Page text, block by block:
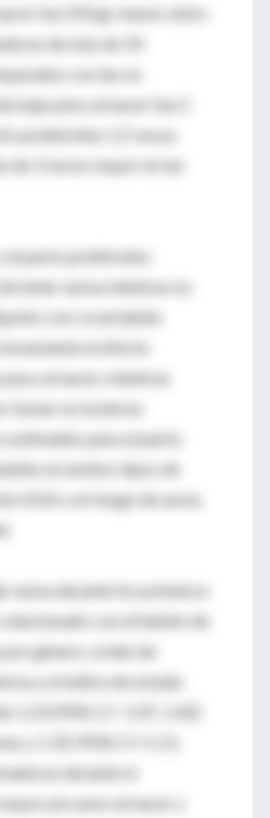
fue 250 gr menor entre
de más de 10
con las no
bajo peso al nacer fue 2
pretérmino 1,5 veces
de 3 veces mayor en las
el parto pretérmino
tener asma mientras no
con covariables
el efecto
al nacer, mientras
fumar no tuvieron
estimados para el parto
en ambos tipos de
SGA y el riesgo de asma
asma durante los primeros
relacionado con el hábito de
género, orden de
y el índice de estado
1.23 (95% CI= 1.07, 1.42)
y 1.35 (95% CI=1.13,
durante el
por peso al nacer y